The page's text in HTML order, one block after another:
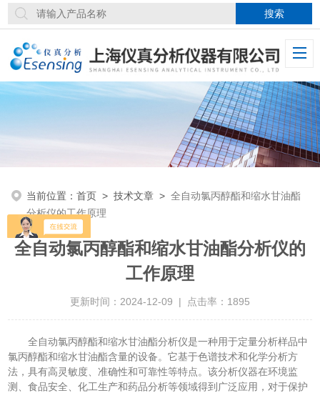
当前位置：首页 >技术文章 >全自动氯丙醇酯和缩水甘油酯
分析仪的工作原理
全自动氯丙醇酯和缩水甘油酯分析仪的
工作原理
更新时间：2024-12-09 | 点击率：1895
全自动氯丙醇酯和缩水甘油酯分析仪是一种用于定量分析样品中
氯丙醇酯和缩水甘油酯含量的设备。它基于色谱技术和化学分析方
法，具有高灵敏度、准确性和可靠性等特点。该分析仪器在环境监
测、食品安全、化工生产和药品分析等领域得到广泛应用，对于保护